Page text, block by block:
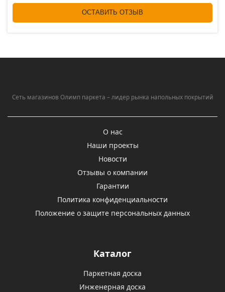
ОСТАВИТЬ ОТЗЫВ
Сеть магазинов Олимп паркета – лидер рынка напольных покрытий
О нас
Наши проекты
Новости
Отзывы о компании
Гарантии
Политика конфиденциальности
Положение о защите персональных данных
Каталог
Паркетная доска
Инженерная доска